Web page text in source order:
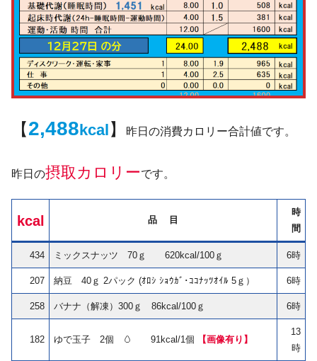
【2,488kcal】 昨日の消費カロリー合計値です。
昨日の摂取カロリーです。
kcal 品 目
時
間
434 ミックスナッツ 70ｇ 620kcal/100ｇ 6時
207 納豆 40ｇ 2パック (ｵﾛｼ ｼｮｳｶﾞ･ｺｺﾅｯﾂｵｲﾙ 5ｇ） 6時
258 バナナ（解凍）300ｇ 86kcal/100ｇ 6時
182 ゆで玉子 2個 🥚 91kcal/1個 【画像有り】
13
時